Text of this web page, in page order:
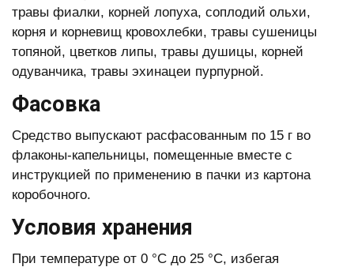
травы фиалки, корней лопуха, соплодий ольхи,
корня и корневищ кровохлебки, травы сушеницы
топяной, цветков липы, травы душицы, корней
одуванчика, травы эхинацеи пурпурной.
Фасовка
Средство выпускают расфасованным по 15 г во
флаконы-капельницы, помещенные вместе с
инструкцией по применению в пачки из картона
коробочного.
Условия хранения
При температуре от 0 °С до 25 °С, избегая